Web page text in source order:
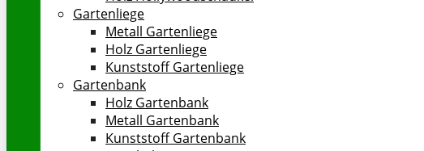
Gartenliege
Metall Gartenliege
Holz Gartenliege
Kunststoff Gartenliege
Gartenbank
Holz Gartenbank
Metall Gartenbank
Kunststoff Gartenbank